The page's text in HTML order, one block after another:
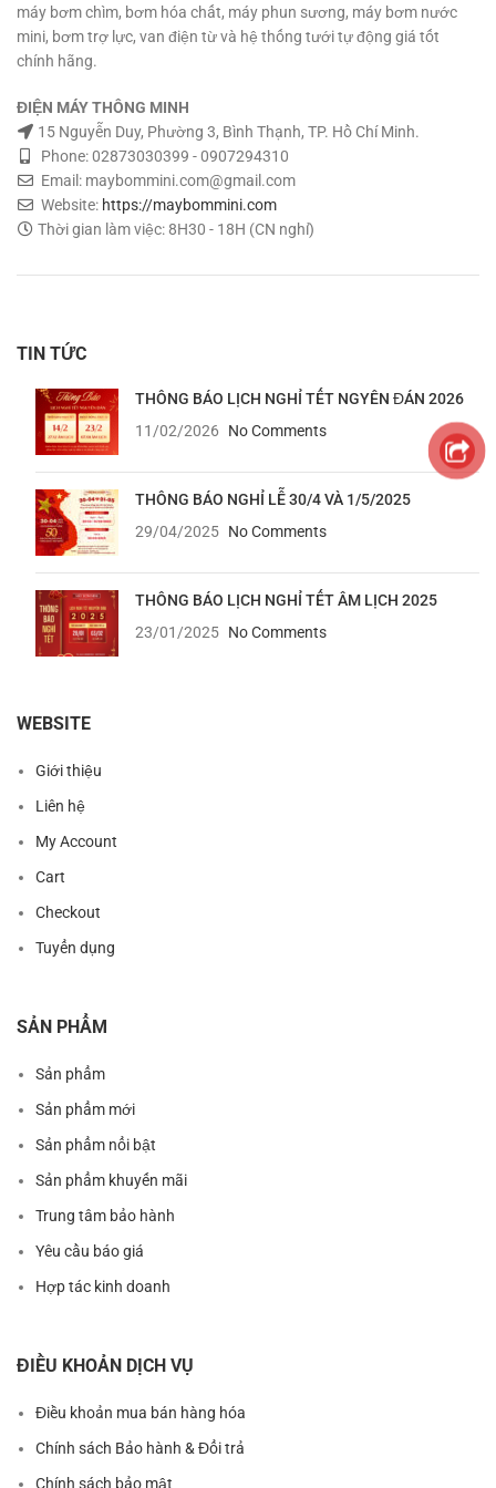
02873030399
máy bơm chìm, bơm hóa chất, máy phun sương, máy bơm nước
mini, bơm trợ lực, van điện từ và hệ thống tưới tự động giá tốt
chính hãng.
ĐIỆN MÁY THÔNG MINH
15 Nguyễn Duy, Phường 3, Bình Thạnh, TP. Hồ Chí Minh.
Phone: 02873030399 - 0907294310
Email: maybommini.com@gmail.com
Website: https://maybommini.com
Thời gian làm việc: 8H30 - 18H (CN nghỉ)
TIN TỨC
THÔNG BÁO LỊCH NGHỈ TẾT NGYÊN ĐÁN 2026
11/02/2026
No Comments
THÔNG BÁO NGHỈ LỄ 30/4 VÀ 1/5/2025
29/04/2025 No Comments
THÔNG BÁO LỊCH NGHỈ TẾT ÂM LỊCH 2025
23/01/2025 No Comments
WEBSITE
Giới thiệu
Liên hệ
My Account
Cart
Checkout
Tuyển dụng
SẢN PHẨM
Sản phẩm
Sản phẩm mới
Sản phẩm nổi bật
Sản phẩm khuyến mãi
Trung tâm bảo hành
Yêu cầu báo giá
Hợp tác kinh doanh
ĐIỀU KHOẢN DỊCH VỤ
Điều khoản mua bán hàng hóa
Chính sách Bảo hành & Đổi trả
Chính sách bảo mật